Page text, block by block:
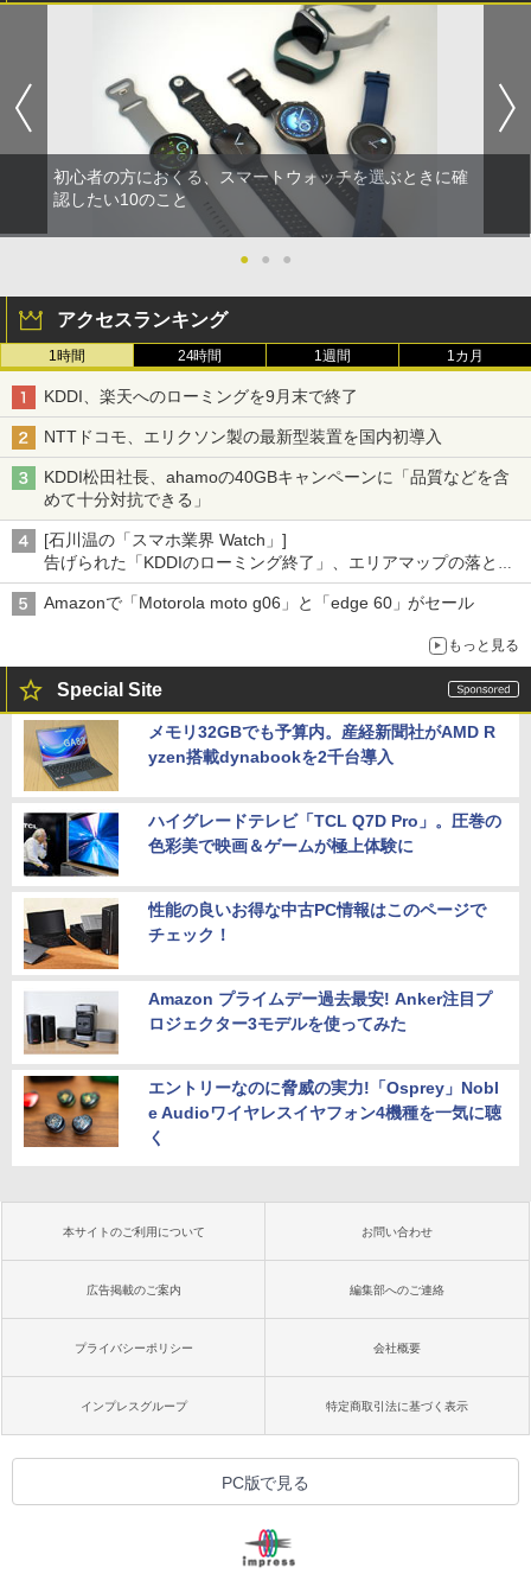
初心者の方におくる、スマートウォッチを選ぶときに確
認したい10のこと
● ● ●
アクセスランキング
1時間 24時間 1週間 1カ月
KDDI、楽天へのローミングを9月末で終了
NTTドコモ、エリクソン製の最新型装置を国内初導入
KDDI松田社長、ahamoの40GBキャンペーンに「品質などを含
めて十分対抗できる」
[石川温の「スマホ業界 Watch」]
告げられた「KDDIのローミング終了」、エリアマップの落とし
穴と楽天モバイルの課題
Amazonで「Motorola moto g06」と「edge 60」がセール
もっと見る
Special Site
メモリ32GBでも予算内。産経新聞社がAMD R
yzen搭載dynabookを2千台導入
ハイグレードテレビ「TCL Q7D Pro」。圧巻の
色彩美で映画＆ゲームが極上体験に
性能の良いお得な中古PC情報はこのページで
チェック！
Amazon プライムデー過去最安! Anker注目プ
ロジェクター3モデルを使ってみた
エントリーなのに脅威の実力!「Osprey」Nobl
e Audioワイヤレスイヤフォン4機種を一気に聴
く
本サイトのご利用について お問い合わせ
広告掲載のご案内 編集部へのご連絡
プライバシーポリシー 会社概要
インプレスグループ 特定商取引法に基づく表示
PC版で見る